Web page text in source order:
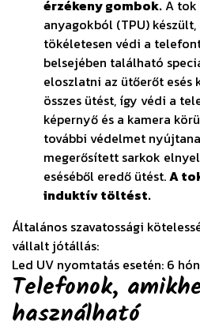
érzékeny gombok.A tok
anyagokból (TPU)
tökéletesen védi a
belsejében található
eloszlatni az ütőerőt esés
összes ütést, így védi a
képernyő és a kamera
további védelmet
megerősített sarkok
eséséből eredő ütést.A
induktív töltést.
Általános szavatossági
vállalt jótállás:
Led UV nyomtatás esetén: 6
Telefonok,
használható